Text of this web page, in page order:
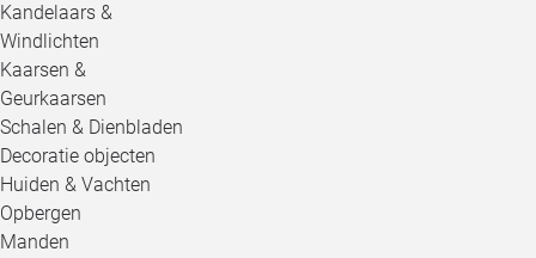
Kandelaars &
Windlichten
Kaarsen &
Geurkaarsen
Schalen & Dienbladen
Decoratie objecten
Huiden & Vachten
Opbergen
Manden